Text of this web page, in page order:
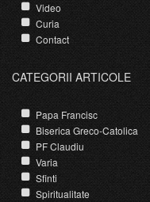
Video
Curia
Contact
CATEGORII ARTICOLE
Papa Francisc
Biserica Greco-Catolica
PF Claudiu
Varia
Sfinti
Spiritualitate